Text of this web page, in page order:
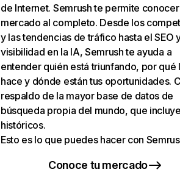
de Internet. Semrush te permite
mercado al completo. Desde los
y las tendencias de tráfico hasta el SEO
visibilidad en la IA, Semrush te ayuda a
entender quién está triunfando, por qué
hace y dónde están tus oportunidades.
respaldo de la mayor base de datos de
búsqueda propia del mundo, que
históricos.
Esto es lo que puedes hacer con
Conoce tu mercado